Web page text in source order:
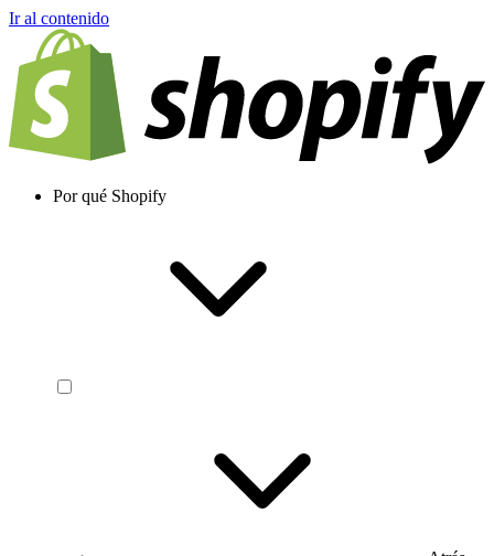
Ir al contenido
Por qué Shopify